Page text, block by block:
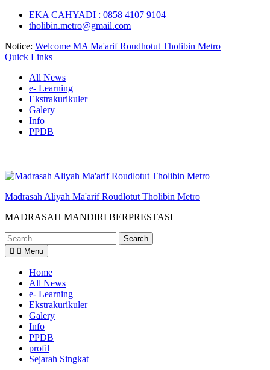
Skip
EKA CAHYADI : 0858 4107 9104
tholibin.metro@gmail.com
Notice: Welcome MA Ma'arif Roudhotut Tholibin Metro
Quick Links
All News
e- Learning
Ekstrakurikuler
Galery
Info
PPDB
Madrasah Aliyah Ma'arif Roudlotut Tholibin Metro
MADRASAH MANDIRI BERPRESTASI
Search
for:
Menu
Home
All News
e- Learning
Ekstrakurikuler
Galery
Info
PPDB
profil
Sejarah Singkat